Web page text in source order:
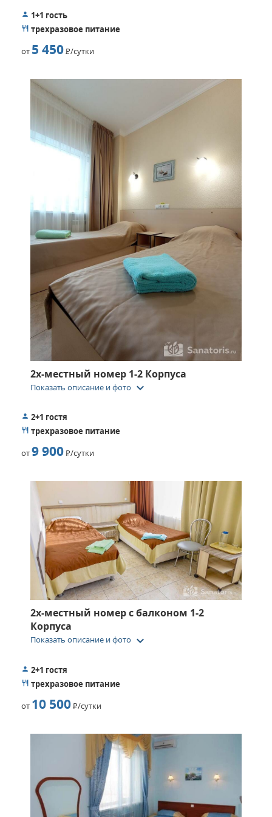
В лечебном центре доступна гелео-, аэро- и
талассотерапия. Отдыхающие здесь проходят полный
комплекс медицинских мероприятий, направленных на
физическое и психологическое восстановление после
1+1 гость
трехразовое питание
от 5 450Р/сутки
2х-местный номер 1-2 Корпуса
Показать описание и фото keyboard_arrow_down
2+1 гостя
трехразовое питание
от9 900Р/сутки
2х-местный номер с балконом 1-2
Корпуса
Показать описание и фото keyboard_arrow_down
2+1 гостя
трехразовое питание
от 10 500Р/сутки